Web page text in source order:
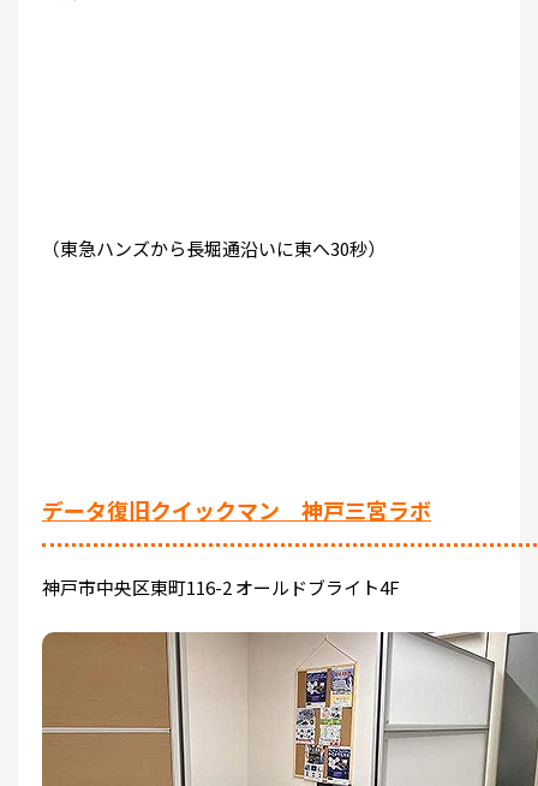
（東急ハンズから長堀通沿いに東へ30秒）
データ復旧クイックマン 神戸三宮ラボ
神戸市中央区東町116-2 オールドブライト4F